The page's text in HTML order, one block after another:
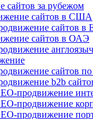
сайтов за рубежом
сайтов в США
сайтов в
сайтов в ОАЭ
сайтов
b2b
продвижение
продвижение
продвижение